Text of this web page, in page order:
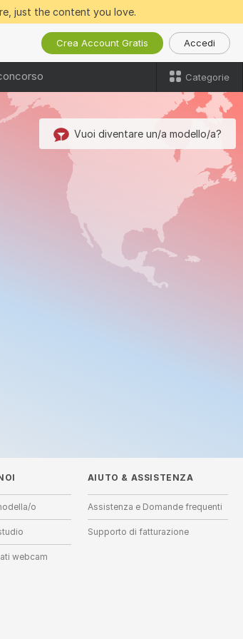
just the content you love.
Crea Account Gratis Accedi
Categorie
Vuoi diventare un/a modello/a?
o
webcam
AIUTO & ASSISTENZA
Assistenza e Domande frequenti
Supporto di fatturazione